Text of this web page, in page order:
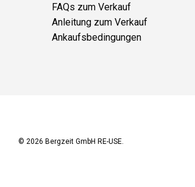
FAQs zum Verkauf
Anleitung zum Verkauf
Ankaufsbedingungen
© 2026 Bergzeit GmbH RE-USE.